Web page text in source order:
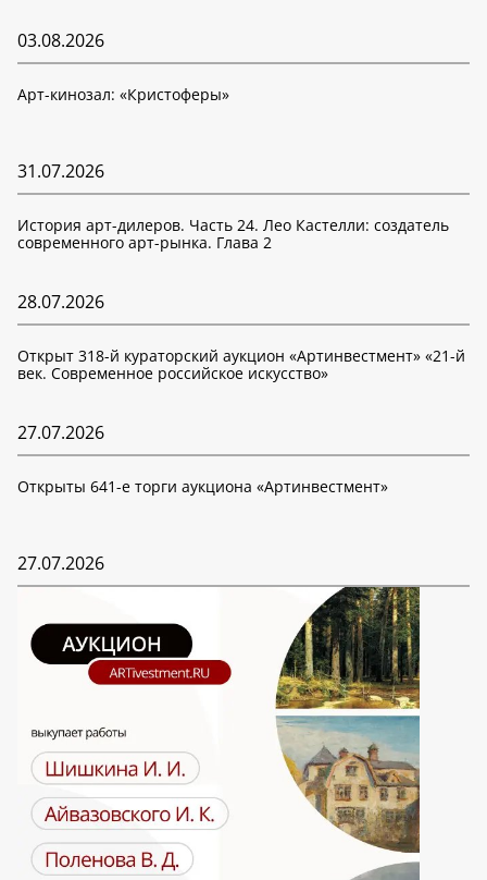
03.08.2026
Арт-кинозал: «Кристоферы»
31.07.2026
История арт-дилеров. Часть 24. Лео Кастелли: создатель
современного арт-рынка. Глава 2
28.07.2026
Открыт 318-й кураторский аукцион «Артинвестмент» «21-й
век. Современное российское искусство»
27.07.2026
Открыты 641-е торги аукциона «Артинвестмент»
27.07.2026